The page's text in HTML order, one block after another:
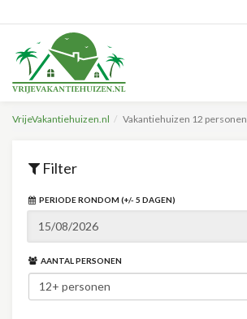
VrijeVakantiehuizen.nl Vakantiehuizen 12 personen
Filter
PERIODE RONDOM (+/- 5 DAGEN)
AANTAL PERSONEN